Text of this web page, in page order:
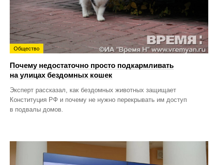
Общество
Почему недостаточно просто подкармливать
на улицах бездомных кошек
Эксперт рассказал, как бездомных животных защищает
Конституция РФ и почему не нужно перекрывать им доступ
в подвалы домов.